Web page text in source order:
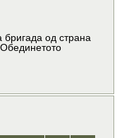
од страна